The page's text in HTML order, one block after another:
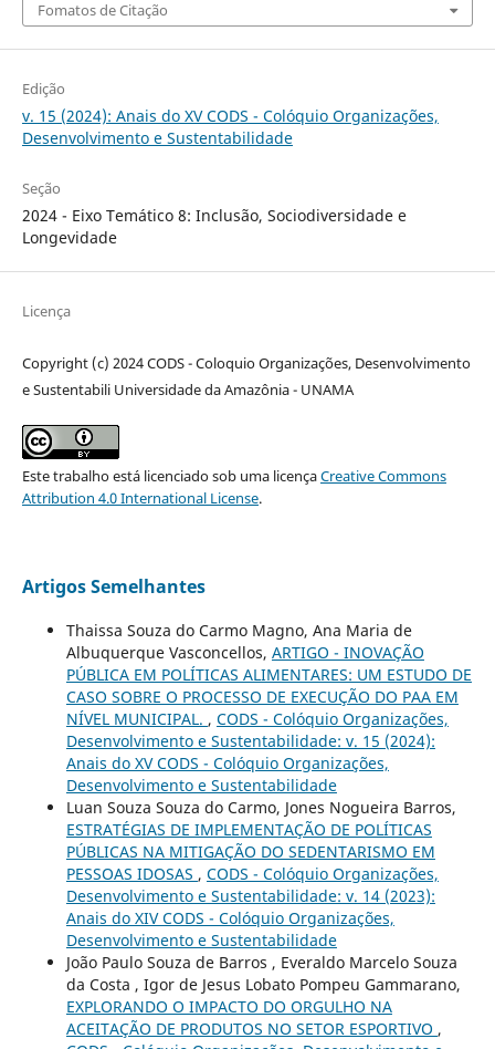
Fomatos de Citação
Edição
v. 15 (2024): Anais do XV CODS - Colóquio Organizações,
Desenvolvimento e Sustentabilidade
Seção
2024 - Eixo Temático 8: Inclusão, Sociodiversidade e
Longevidade
Licença
Copyright (c) 2024 CODS - Coloquio Organizações, Desenvolvimento
e Sustentabili Universidade da Amazônia - UNAMA
Este trabalho está licenciado sob uma licençaCreative Commons
Attribution 4.0 International License.
Artigos Semelhantes
Thaissa Souza do Carmo Magno, Ana Maria de
Albuquerque Vasconcellos, ARTIGO - INOVAÇÃO
PÚBLICA EM POLÍTICAS ALIMENTARES: UM ESTUDO DE
CASO SOBRE O PROCESSO DE EXECUÇÃO DO PAA EM
NÍVEL MUNICIPAL. , CODS - Colóquio Organizações,
Desenvolvimento e Sustentabilidade: v. 15 (2024):
Anais do XV CODS - Colóquio Organizações,
Desenvolvimento e Sustentabilidade
Luan Souza Souza do Carmo, Jones Nogueira Barros,
ESTRATÉGIAS DE IMPLEMENTAÇÃO DE POLÍTICAS
PÚBLICAS NA MITIGAÇÃO DO SEDENTARISMO EM
PESSOAS IDOSAS , CODS - Colóquio Organizações,
Desenvolvimento e Sustentabilidade: v. 14 (2023):
Anais do XIV CODS - Colóquio Organizações,
Desenvolvimento e Sustentabilidade
João Paulo Souza de Barros , Everaldo Marcelo Souza
da Costa , Igor de Jesus Lobato Pompeu Gammarano,
EXPLORANDO O IMPACTO DO ORGULHO NA
ACEITAÇÃO DE PRODUTOS NO SETOR ESPORTIVO ,